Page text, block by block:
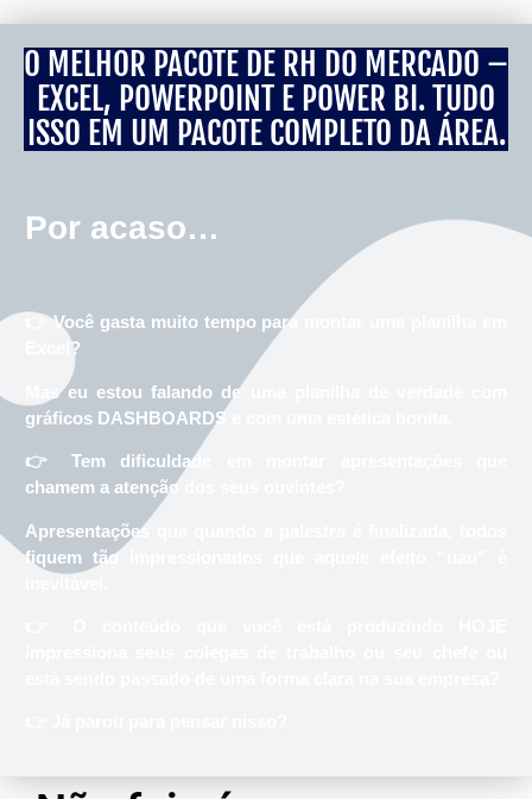
O MELHOR PACOTE DE RH DO MERCADO –
EXCEL, POWERPOINT E POWER BI. TUDO
ISSO EM UM PACOTE COMPLETO DA ÁREA.
Por acaso…
👉 Você gasta muito tempo para montar uma planilha em
Excel?
Mas eu estou falando de uma planilha de verdade com
gráficos DASHBOARDS e com uma estética bonita.
👉 Tem dificuldade em montar apresentações que
chamem a atenção dos seus ouvintes?
Apresentações que quando a palestra é finalizada, todos
fiquem tão impressionados que aquele efeito “uau” é